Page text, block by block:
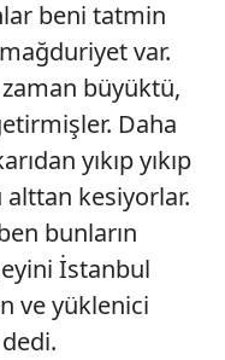
beni tatmin
var.
zaman büyüktü,
Daha
yıkıp yıkıp
alttan kesiyorlar.
bunların
İstanbul
ve yüklenici